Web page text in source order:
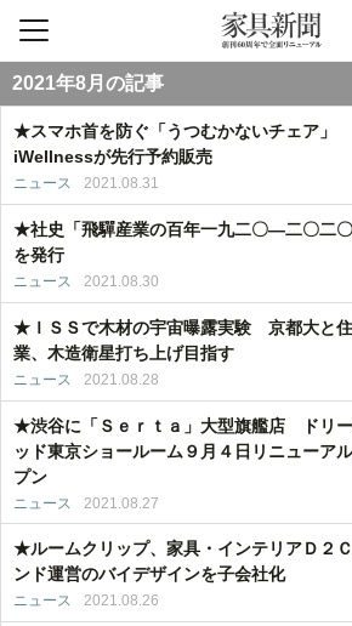
2021年8月の記事
★スマホ首を防ぐ「うつむかないチェア」
iWellnessが先行予約販売
ニュース 2021.08.31
★社史「飛驒産業の百年一九二〇―二〇二〇
を発行
ニュース 2021.08.30
★ＩＳＳで木材の宇宙曝露実験 京都大と
業、木造衛星打ち上げ目指す
ニュース 2021.08.28
★渋谷に「Ｓｅｒｔａ」大型旗艦店 ドリ
ッド東京ショールーム９月４日リニューア
プン
ニュース 2021.08.27
★ルームクリップ、家具・インテリアＤ２
ンド運営のバイデザインを子会社化
ニュース 2021.08.26